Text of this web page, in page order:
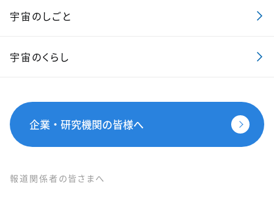
宇宙のしごと
宇宙のくらし
企業・研究機関の皆様へ
報道関係者の皆さまへ